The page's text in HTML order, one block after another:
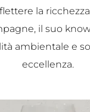
la
il suo
ambientale e
eccellenza.